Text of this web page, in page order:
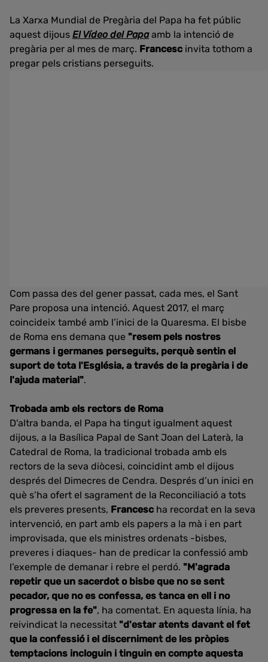
La Xarxa Mundial de Pregària del Papa ha fet públic
aquest dijous El Vídeo del Papaamb la intenció de
pregària per al mes de març. Francesc invita tothom a
pregar pels cristians perseguits.
Com passa des del gener passat, cada mes, el Sant
Pare proposa una intenció. Aquest 2017, el març
coincideix també amb l’inici de la Quaresma. El bisbe
de Roma ens demana que "resem pels nostres
germans i germanes perseguits, perquè sentin el
suport de tota l'Església, a través de la pregària i de
l'ajuda material".
Trobada amb els rectors de Roma
D'altra banda, el Papa ha tingut igualment aquest
dijous, a la Basílica Papal de Sant Joan del Laterà, la
Catedral de Roma, la tradicional trobada amb els
rectors de la seva diòcesi, coincidint amb el dijous
després del Dimecres de Cendra. Després d’un inici en
què s’ha ofert el sagrament de la Reconciliació a tots
els preveres presents, Francesc ha recordat en la seva
intervenció, en part amb els papers a la mà i en part
improvisada, que els ministres ordenats -bisbes,
preveres i diaques- han de predicar la confessió amb
l’exemple de demanar i rebre el perdó. "M'agrada
repetir que un sacerdot o bisbe que no se sent
pecador, que no es confessa, es tanca en ell i no
progressa en la fe", ha comentat. En aquesta línia, ha
reivindicat la necessitat "d'estar atents davant el fet
que la confessió i el discerniment de les pròpies
temptacions incloguin i tinguin en compte aquesta